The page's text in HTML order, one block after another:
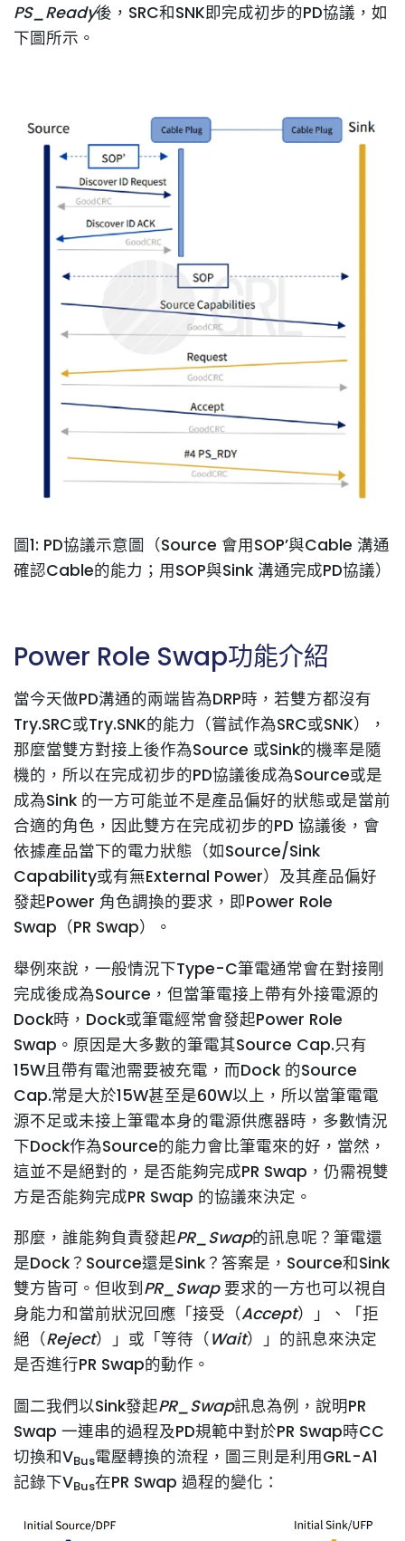
PS_Ready後，SRC和SNK即完成初步的PD協議，如
下圖所示。
圖1: PD協議示意圖（Source 會用SOP’與Cable 溝通
確認Cable的能力；用SOP與Sink 溝通完成PD協議）
Power Role Swap功能介紹
當今天做PD溝通的兩端皆為DRP時，若雙方都沒有
Try.SRC或Try.SNK的能力（嘗試作為SRC或SNK），
那麼當雙方對接上後作為Source 或Sink的機率是隨
機的，所以在完成初步的PD協議後成為Source或是
成為Sink 的一方可能並不是產品偏好的狀態或是當前
合適的角色，因此雙方在完成初步的PD 協議後，會
依據產品當下的電力狀態（如Source/Sink
Capability或有無External Power）及其產品偏好
發起Power 角色調換的要求，即Power Role
Swap（PR Swap）。
舉例來說，一般情況下Type-C筆電通常會在對接剛
完成後成為Source，但當筆電接上帶有外接電源的
Dock時，Dock或筆電經常會發起Power Role
Swap。原因是大多數的筆電其Source Cap.只有
15W且帶有電池需要被充電，而Dock 的Source
Cap.常是大於15W甚至是60W以上，所以當筆電電
源不足或未接上筆電本身的電源供應器時，多數情況
下Dock作為Source的能力會比筆電來的好，當然，
這並不是絕對的，是否能夠完成PR Swap，仍需視雙
方是否能夠完成PR Swap 的協議來決定。
那麼，誰能夠負責發起PR_Swap的訊息呢？筆電還
是Dock？Source還是Sink？答案是，Source和Sink
雙方皆可。但收到PR_Swap 要求的一方也可以視自
身能力和當前狀況回應「接受（Accept）」、「拒
絕（Reject）」或「等待（Wait）」的訊息來決定
是否進行PR Swap的動作。
圖二我們以Sink發起PR_Swap訊息為例，說明PR
Swap 一連串的過程及PD規範中對於PR Swap時CC
切換和VBus電壓轉換的流程，圖三則是利用GRL-A1
記錄下VBus在PR Swap 過程的變化：